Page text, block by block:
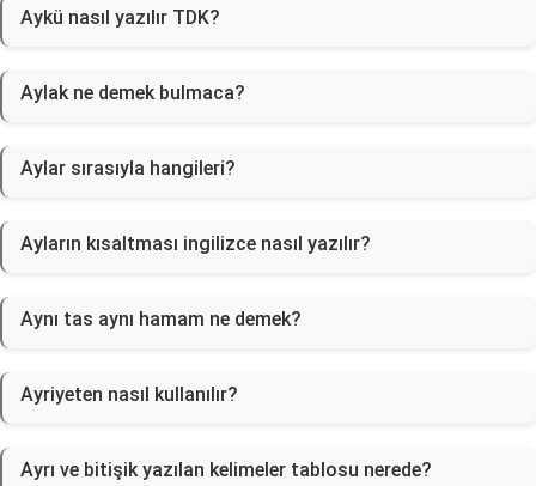
Aykü nasıl yazılır TDK?
Aylak ne demek bulmaca?
Aylar sırasıyla hangileri?
Ayların kısaltması ingilizce nasıl yazılır?
Aynı tas aynı hamam ne demek?
Ayriyeten nasıl kullanılır?
Ayrı ve bitişik yazılan kelimeler tablosu nerede?